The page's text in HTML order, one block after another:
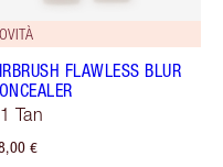
FLAWLESS BLUR
Tan
€